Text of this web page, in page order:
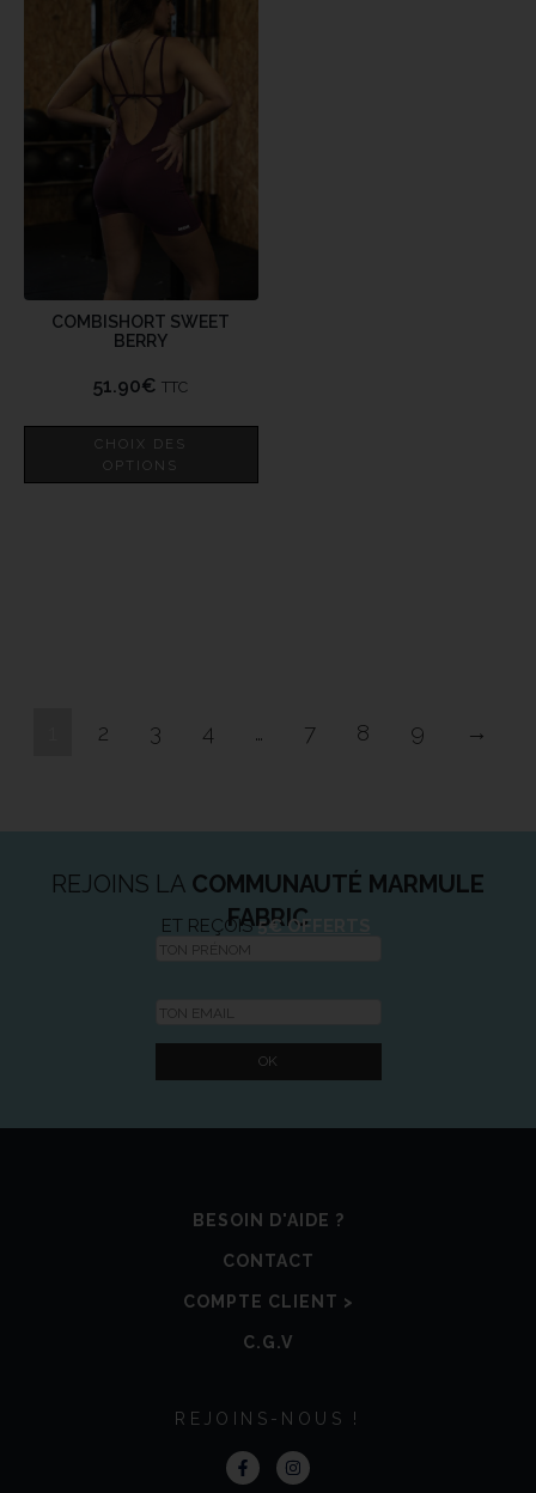
COMBISHORT SWEET
BERRY
51.90€ TTC
CHOIX DES
OPTIONS
2 3 4 … 7 8 9 →
REJOINS LA COMMUNAUTÉ MARMULE
FABRIC
ET REÇOIS5€ OFFERTS
BESOIN D'AIDE ?
CONTACT
COMPTE CLIENT >
C.G.V
REJOINS-NOUS !